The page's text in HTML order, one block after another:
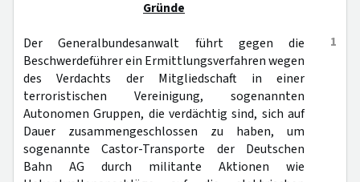
Gründe
1
Der Generalbundesanwalt führt gegen die
Beschwerdeführer ein Ermittlungsverfahren wegen
des Verdachts der Mitgliedschaft in einer
terroristischen Vereinigung, sogenannten
Autonomen Gruppen, die verdächtig sind, sich auf
Dauer zusammengeschlossen zu haben, um
sogenannte Castor-Transporte der Deutschen
Bahn AG durch militante Aktionen wie